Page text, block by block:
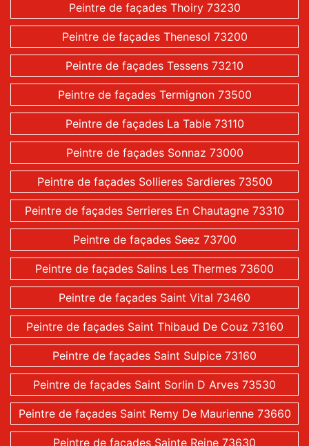
Peintre de façades Thoiry 73230
Peintre de façades Thenesol 73200
Peintre de façades Tessens 73210
Peintre de façades Termignon 73500
Peintre de façades La Table 73110
Peintre de façades Sonnaz 73000
Peintre de façades Sollieres Sardieres 73500
Peintre de façades Serrieres En Chautagne 73310
Peintre de façades Seez 73700
Peintre de façades Salins Les Thermes 73600
Peintre de façades Saint Vital 73460
Peintre de façades Saint Thibaud De Couz 73160
Peintre de façades Saint Sulpice 73160
Peintre de façades Saint Sorlin D Arves 73530
Peintre de façades Saint Remy De Maurienne 73660
Peintre de façades Sainte Reine 73630